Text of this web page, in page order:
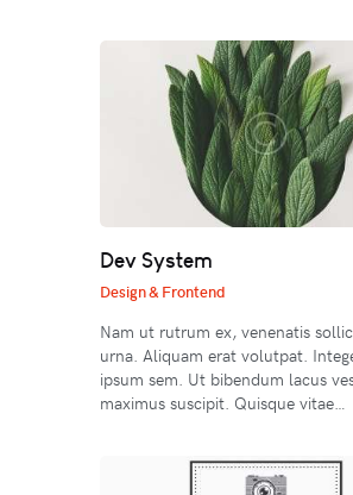
Dev System
Design & Frontend
Nam ut rutrum ex, venenatis
urna. Aliquam erat volutpat.
ipsum sem. Ut bibendum lacus
maximus suscipit. Quisque vitae…